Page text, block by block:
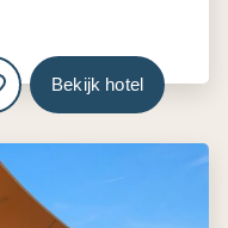
Bekijk hotel